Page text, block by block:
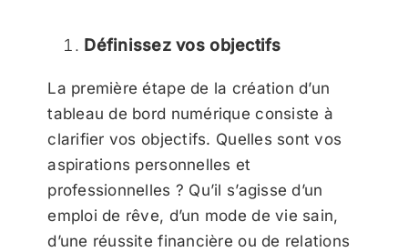
Définissez vos objectifs
La première étape de la création d’un
tableau de bord numérique consiste à
clarifier vos objectifs. Quelles sont vos
aspirations personnelles et
professionnelles ? Qu’il s’agisse d’un
emploi de rêve, d’un mode de vie sain,
d’une réussite financière ou de relations